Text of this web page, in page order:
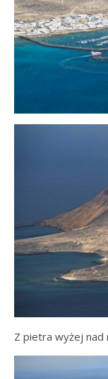
Z pietra wyżej nad